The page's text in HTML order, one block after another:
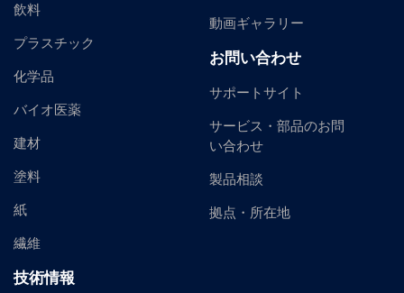
飲料
プラスチック
化学品
バイオ医薬
建材
塗料
紙
繊維
技術情報
動画ギャラリー
お問い合わせ
サポートサイト
サービス・部品のお問
い合わせ
製品相談
拠点・所在地